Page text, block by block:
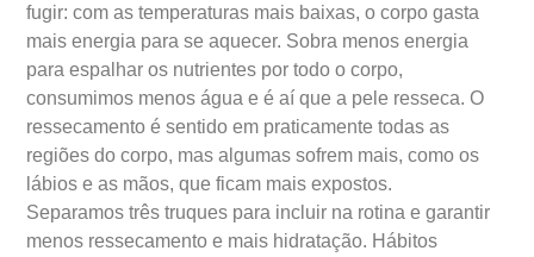
fugir: com as temperaturas mais baixas, o corpo gasta
mais energia para se aquecer. Sobra menos energia
para espalhar os nutrientes por todo o corpo,
consumimos menos água e é aí que a pele resseca. O
ressecamento é sentido em praticamente todas as
regiões do corpo, mas algumas sofrem mais, como os
lábios e as mãos, que ficam mais expostos.
Separamos três truques para incluir na rotina e garantir
menos ressecamento e mais hidratação. Hábitos